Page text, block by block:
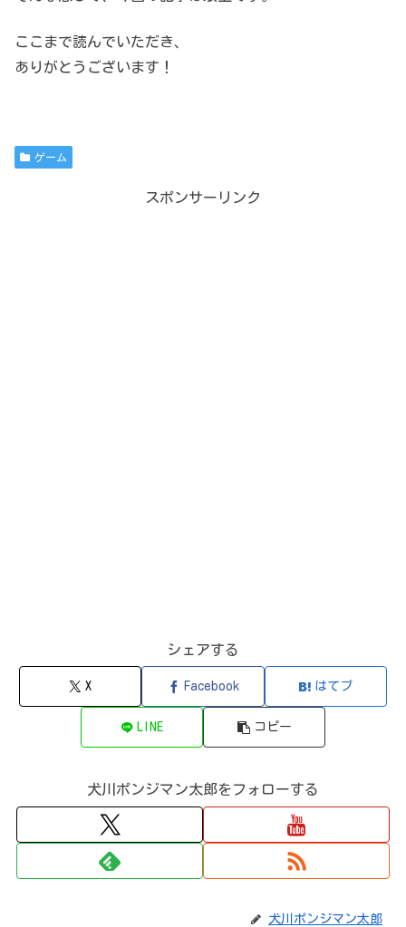
ここまで読んでいただき、
ありがとうございます！
ゲーム
スポンサーリンク
シェアする
X Facebook はてブ
LINE コピー
犬川ポンジマン太郎をフォローする
犬川ポンジマン太郎